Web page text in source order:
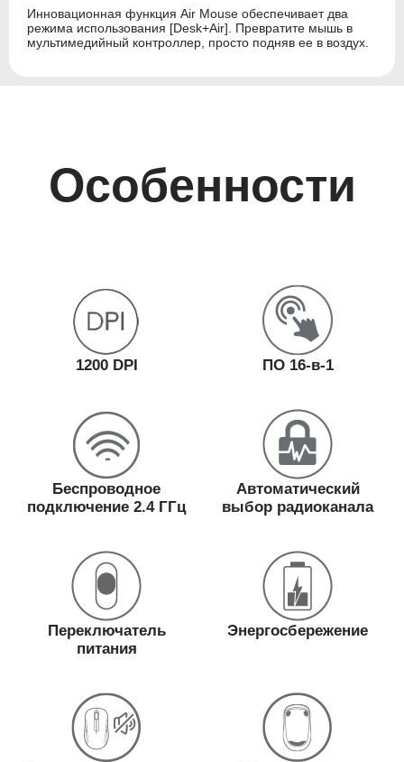
Инновационная функция Air Mouse обеспечивает два
режима использования [Desk+Air]. Превратите мышь в
мультимедийный контроллер, просто подняв ее в воздух.
Особенности
1200 DPI ПО 16-в-1
Беспроводное
подключение 2.4 ГГц
Автоматический
выбор радиоканала
Переключатель
питания
Энергосбережение